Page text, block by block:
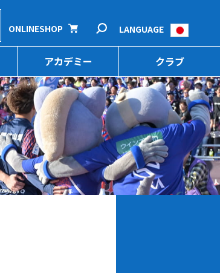
アカデミー クラブ
ONLINESHOP LANGUAGE